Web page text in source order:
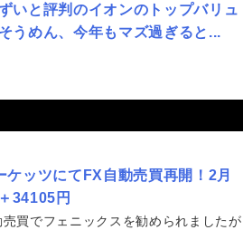
いと評判のイオンのトップバリュ
うめん、今年もマズ過ぎると...
ケッツにてFX自動売買再開！2月
34105円
買でフェニックスを勧められましたが